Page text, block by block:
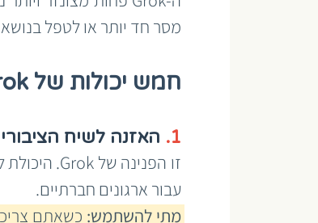
מסר חד יותר או לטפל
חמש יכולות של Grok שיסייעו לך בעבודה
1. האזנה לשיח
עבור ארגונים חברתיים.
מתי להשתמש: